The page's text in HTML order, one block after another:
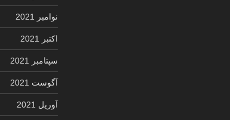
نوامبر 2021
اکتبر 2021
سپتامبر 2021
آگوست 2021
آوریل 2021